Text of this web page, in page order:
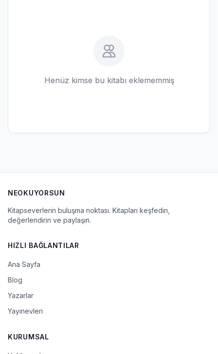
Henüz kimse bu kitabı eklememmiş
NEOKUYORSUN
Kitapseverlerin buluşma noktası. Kitapları keşfedin,
değerlendirin ve paylaşın.
HIZLI BAĞLANTILAR
Ana Sayfa
Blog
Yazarlar
Yayınevleri
KURUMSAL